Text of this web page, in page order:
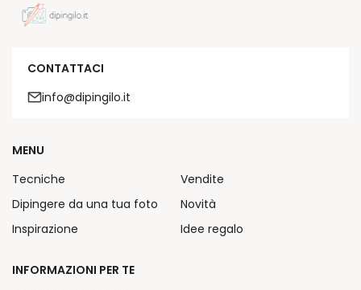
CONTATTACI
info@dipingilo.it
MENU
Tecniche
Dipingere da una tua foto
Inspirazione
Vendite
Novità
Idee regalo
INFORMAZIONI PER TE